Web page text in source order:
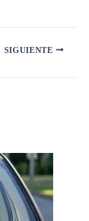
SIGUIENTE